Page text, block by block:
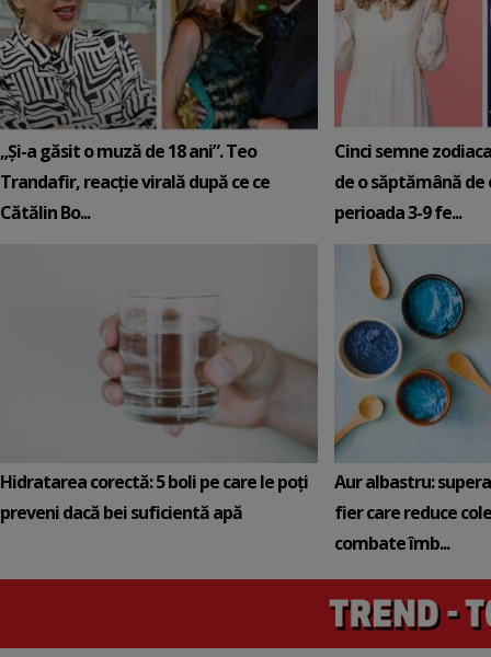
„Și-a găsit o muză de 18 ani”. Teo
Trandafir, reacție virală după ce ce
Cătălin Bo...
Cinci semne
de o săptămână de
perioada 3-9 fe...
Hidratarea corectă: 5 boli pe care le poți
preveni dacă bei suficientă apă
Aur albastru:
fier care reduce
combate îmb...